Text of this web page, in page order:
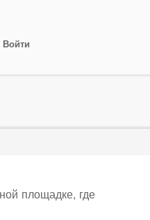
Войти
площадке, где